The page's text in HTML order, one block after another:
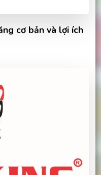
cơ bản và lợi ích